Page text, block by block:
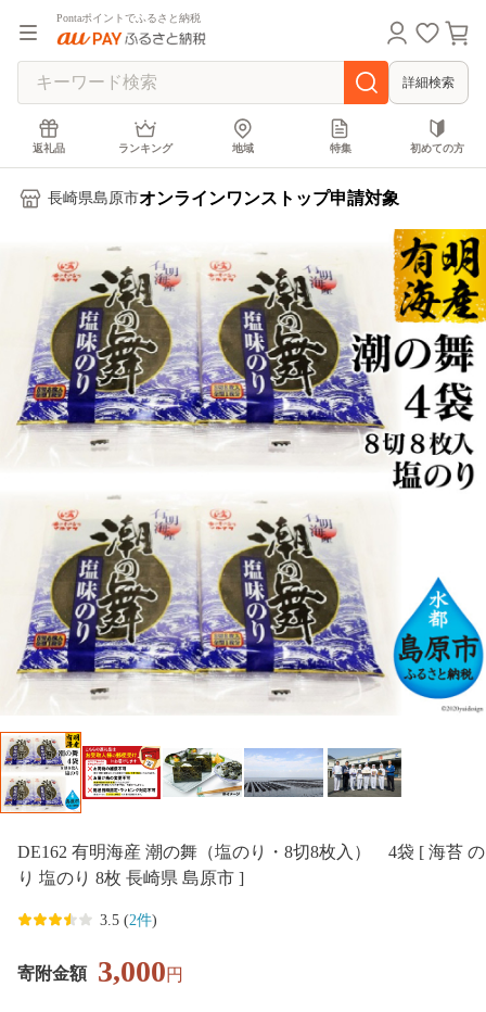
Pontaポイントでふるさと納税
詳細検索
返礼品 ランキング 地域 特集 初めての方
長崎県島原市オンラインワンストップ申請対象
DE162 有明海産 潮の舞（塩のり・8切8枚入） 4袋 [ 海苔 の
り 塩のり 8枚 長崎県 島原市 ]
3.5 (2件)
寄附金額 3,000円